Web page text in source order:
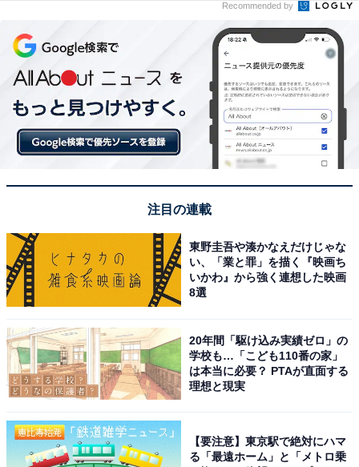
View this post on Instagram
1位になったのはB'zでした。B'zは、1988年にデビュー
したベテランバンドでこれまで数多くの大ヒット曲を発
とがなく、デビュー36年で初出場を達成しています。
当初は、NHK連続テレビ小説『おむすび』の主題歌『イ
が、サプライズ演出を実施。『イルミネーション』を熱
唱後、2人がメインステージに現れ『LOVE
Recommended by
注目の連載
東野圭吾や湊かなえだけじゃな
い、「業と罪」を描く『映画ち
いかわ』から強く連想した映画
8選
20年間「駆け込み実績ゼロ」の
学校も…「こども110番の家」
は本当に必要？ PTAが直面する
理想と現実
【要注意】東京駅で絶対にハマ
る「最遠ホーム」と「メトロ乗